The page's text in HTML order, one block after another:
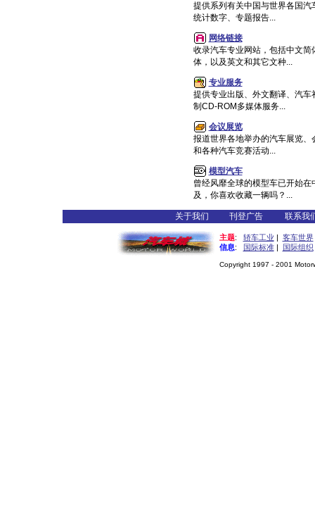
提供系列有关中国与世界各国汽
统计数字、专题报告...
网络链接
收录汽车专业网站，包括中文简
体，以及英文和其它文种...
专业服务
提供专业出版、外文翻译、汽车
制CD-ROM多媒体服务...
会议展览
报道世界各地举办的汽车展览、
和各种汽车竞赛活动...
模型汽车
曾经风靡全球的模型车已开始在
及，你喜欢收藏一辆吗？...
关于我们 刊登广告 联系我
主题: 轿车工业 | 客车世界
信息: 国际标准| 国际组织
Copyright 1997 - 2001